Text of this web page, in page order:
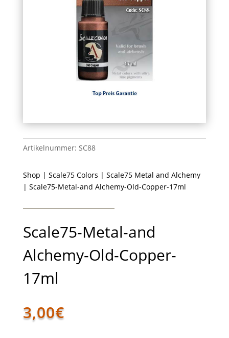
Artikelnummer: SC88
Shop | Scale75 Colors | Scale75 Metal and Alchemy
| Scale75-Metal-and Alchemy-Old-Copper-17ml
Scale75-Metal-and
Alchemy-Old-Copper-
17ml
3,00€